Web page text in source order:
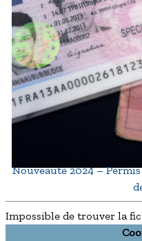
Nouveauté 2024 –
Impossible de trouver la